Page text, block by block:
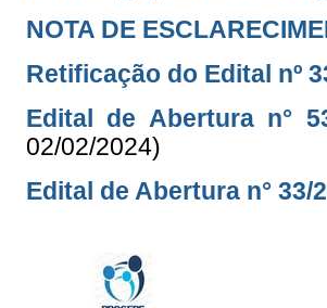
NOTA DE
Retificação do Edital nº
Edital de Abertura n°
02/02/2024)
Edital de Abertura n° 33/